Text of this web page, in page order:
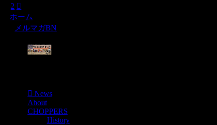
2 次
へ
ホーム
メルマガBN
News
About
CHOPPERS
History